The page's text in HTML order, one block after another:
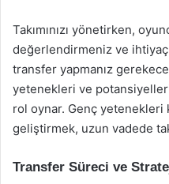
Takımınızı yönetirken,
değerlendirmeniz ve
transfer yapmanız
yetenekleri ve
rol oynar. Genç yetenekleri
geliştirmek, uzun vadede
Transfer Süreci ve